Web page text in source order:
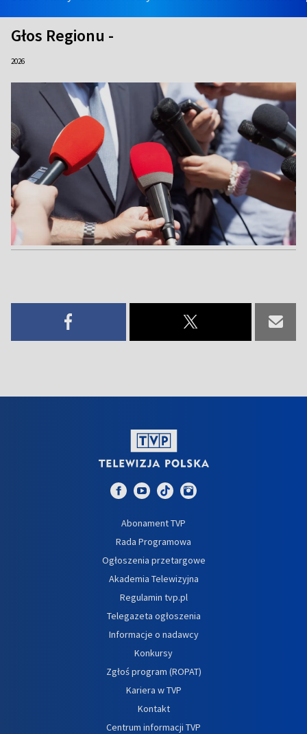
Głos Regionu -
2026
Abonament TVP
Rada Programowa
Ogłoszenia przetargowe
Akademia Telewizyjna
Regulamin tvp.pl
Telegazeta ogłoszenia
Informacje o nadawcy
Konkursy
Zgłoś program (ROPAT)
Kariera w TVP
Kontakt
Centrum informacji TVP